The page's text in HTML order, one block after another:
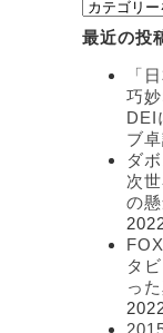
カ
テ
ゴ
最近の投
「
巧
DEI
ブ
ダ
次
の
タ
っ